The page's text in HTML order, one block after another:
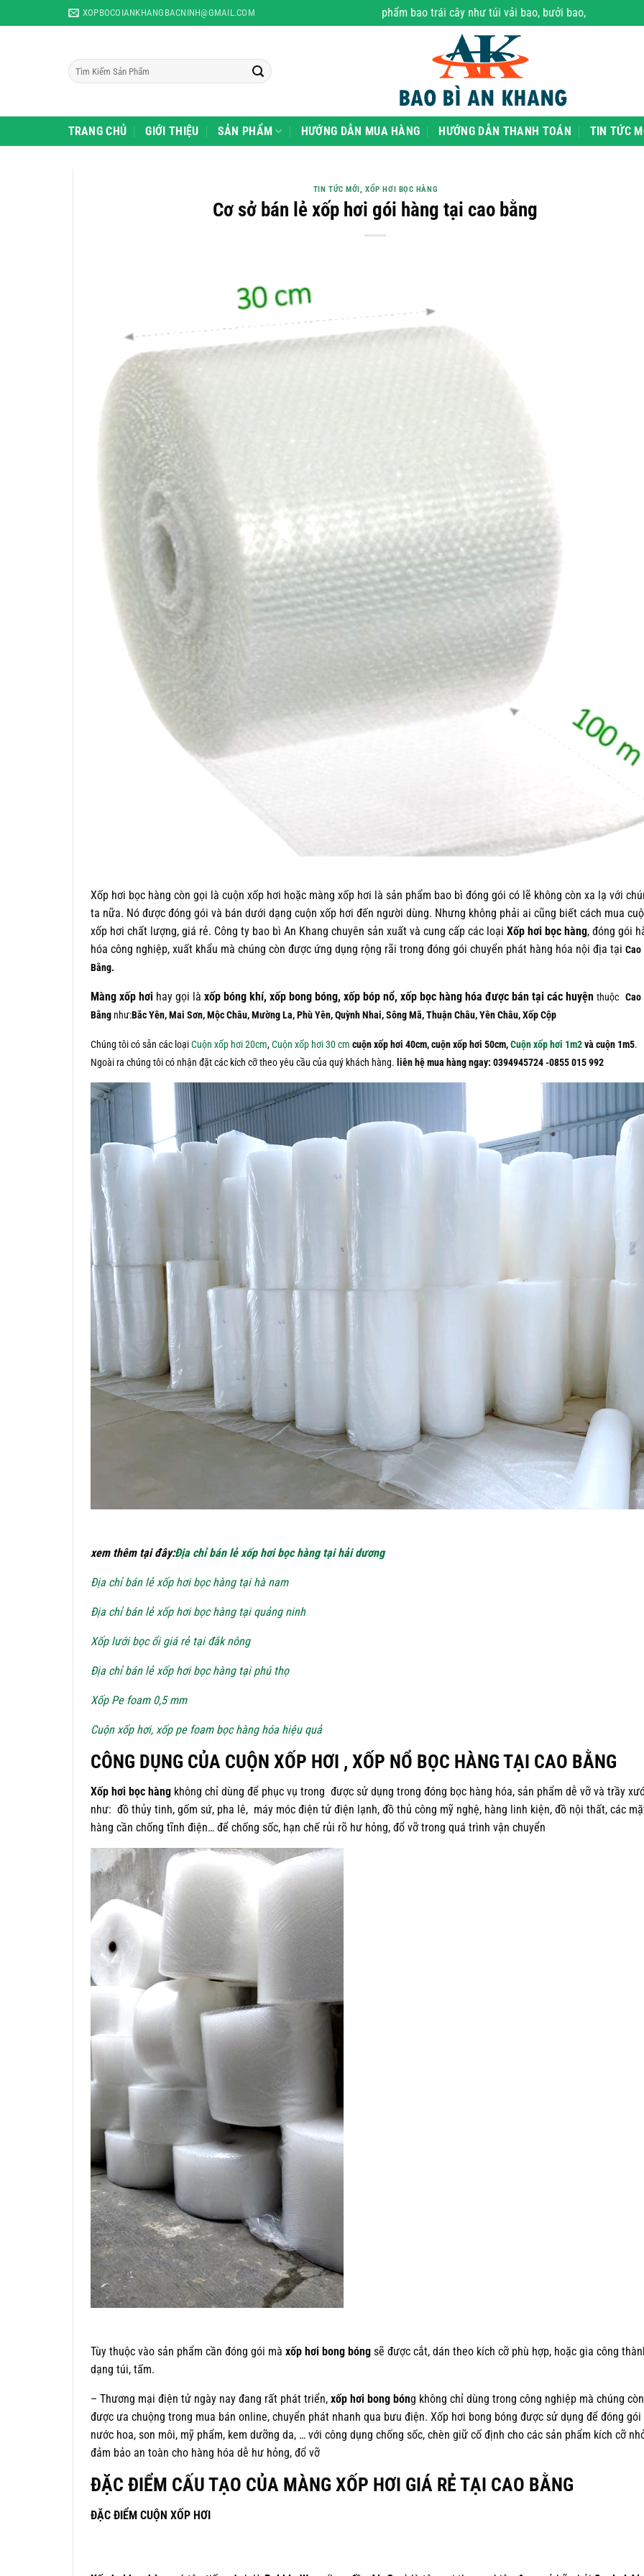
to
XOPBOCOIANKHANGBACNINH@GMAIL.COM
các sản phẩm như: Xốp bọc trái cây, xốp Pe Foam, màng chít, Các sản phẩm bao trái cây như túi vải bao, bưởi bao, các loại xốp hơi bọc
Tìm
kiếm:
TRANG CHỦ GIỚI THIỆU SẢN PHẨM HƯỚNG DẪN MUA HÀNG HƯỚNG DẪN THANH TOÁN TIN TỨC
TIN TỨC MỚI,XỐP HƠI BỌC HÀNG
Cơ sở bán lẻ xốp hơi gói hàng tại cao bằng
Xốp hơi bọc hàng còn gọi là cuộn xốp hơi hoặc màng xốp hơi là sản phẩm bao bì đóng gói có lẽ không còn xa lạ với
ta nữa. Nó được đóng gói và bán dưới dạng cuộn xốp hơi đến người dùng. Nhưng không phải ai cũng biết cách mua
xốp hơi chất lượng, giá rẻ. Công ty bao bì An Khang chuyên sản xuất và cung cấp các loại Xốp hơi bọc hàng, đóng gói
hóa công nghiệp, xuất khẩu mà chúng còn được ứng dụng rộng rãi trong đóng gói chuyển phát hàng hóa nội địa tại Cao
Bằng.
Màng xốp hơi hay gọi là xốp bóng khí, xốp bong bóng, xốp bóp nổ, xốp bọc hàng hóa được bán tại các huyện thuộc Cao
Bằngnhư:Bắc Yên, Mai Sơn, Mộc Châu, Mường La, Phù Yên, Quỳnh Nhai, Sông Mã, Thuận Châu, Yên Châu, Xốp Cộp
Chúng tôi có sẵn các loạiCuộn xốp hơi 20cm,Cuộn xốp hơi 30 cm cuộn xốp hơi 40cm, cuộn xốp hơi 50cm,Cuộn xốp hơi 1m2và cuộn 1m5.
Ngoài ra chúng tôi có nhận đặt các kích cỡ theo yêu cầu của quý khách hàng. liên hệ mua hàng ngay: 0394945724 -0855 015 992
xem thêm tại đây:Địa chỉ bán lẻ xốp hơi bọc hàng tại hải dương
Địa chỉ bán lẻ xốp hơi bọc hàng tại hà nam
Địa chỉ bán lẻ xốp hơi bọc hàng tại quảng ninh
Xốp lưới bọc ổi giá rẻ tại đắk nông
Địa chỉ bán lẻ xốp hơi bọc hàng tại phú thọ
Xốp Pe foam 0,5 mm
Cuộn xốp hơi, xốp pe foam bọc hàng hóa hiệu quả
CÔNG DỤNG CỦA CUỘN XỐP HƠI , XỐP NỔ BỌC HÀNG TẠI CAO BẰNG
Xốp hơi bọc hàng không chỉ dùng để phục vụ trong được sử dụng trong đóng bọc hàng hóa, sản phẩm dễ vỡ và trầy
như: đồ thủy tinh, gốm sứ, pha lê, máy móc điện tử điện lạnh, đồ thủ công mỹ nghệ, hàng linh kiện, đồ nội thất, các
hàng cần chống tĩnh điện… để chống sốc, hạn chế rủi rõ hư hỏng, đổ vỡ trong quá trình vận chuyển
Tùy thuộc vào sản phẩm cần đóng gói mà xốp hơi bong bóng sẽ được cắt, dán theo kích cỡ phù hợp, hoặc gia công
dạng túi, tấm.
– Thương mại điện tử ngày nay đang rất phát triển, xốp hơi bong bóng không chỉ dùng trong công nghiệp mà chúng
được ưa chuộng trong mua bán online, chuyển phát nhanh qua bưu điện. Xốp hơi bong bóng được sử dụng để đóng gói
nước hoa, son môi, mỹ phẩm, kem dưỡng da, … với công dụng chống sốc, chèn giữ cố định cho các sản phẩm kích cỡ
đảm bảo an toàn cho hàng hóa dễ hư hỏng, đổ vỡ
ĐẶC ĐIỂM CẤU TẠO CỦA MÀNG XỐP HƠI GIÁ RẺ TẠI CAO BẰNG
ĐẶC ĐIỂM CUỘN XỐP HƠI